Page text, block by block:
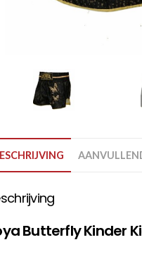
Butterfly Kinder